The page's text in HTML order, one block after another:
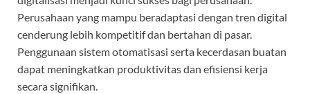
Perusahaan yang mampu beradaptasi dengan tren digital
cenderung lebih kompetitif dan bertahan di pasar.
Penggunaan sistem otomatisasi serta kecerdasan buatan
dapat meningkatkan produktivitas dan efisiensi kerja
secara signifikan.